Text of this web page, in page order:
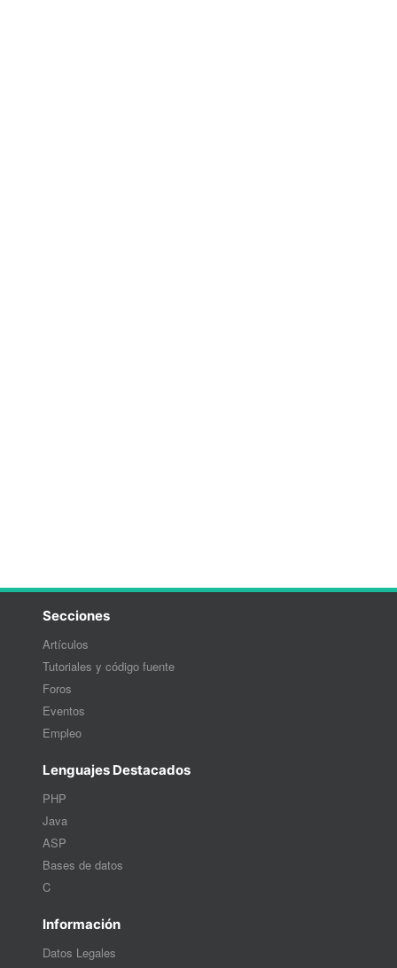
Secciones
Artículos
Tutoriales y código fuente
Foros
Eventos
Empleo
Lenguajes Destacados
PHP
Java
ASP
Bases de datos
C
Información
Datos Legales